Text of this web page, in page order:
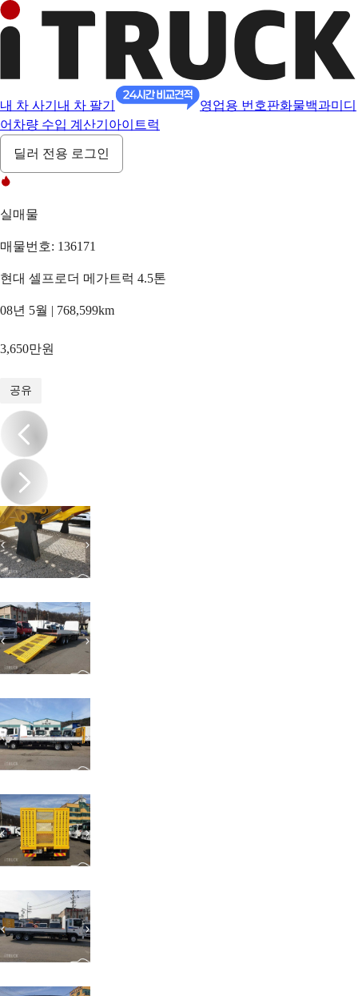
내 차 사기 내 차 팔기 영업용 번호판화물백과미디
어 차량 수입 계산기 아이트럭
딜러 전용 로그인
실매물
매물번호: 136171
현대 셀프로더 메가트럭 4.5톤
08년 5월 | 768,599km
3,650만원
공유
/20